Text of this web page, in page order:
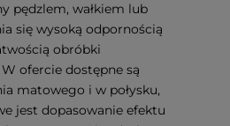
pędzlem, wałkiem lub
się wysoką odpornością
obróbki
ofercie dostępne są
matowego i w połysku,
jest dopasowanie efektu